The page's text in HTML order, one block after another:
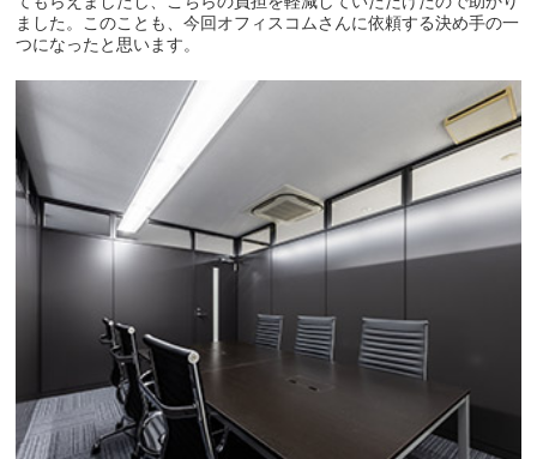
ました。このことも、今回オフィスコムさんに依頼する決め手の一
つになったと思います。